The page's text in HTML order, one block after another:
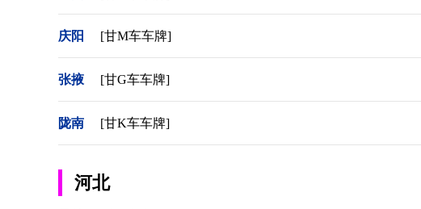
庆阳 [甘M车车牌]
张掖 [甘G车车牌]
陇南 [甘K车车牌]
河北